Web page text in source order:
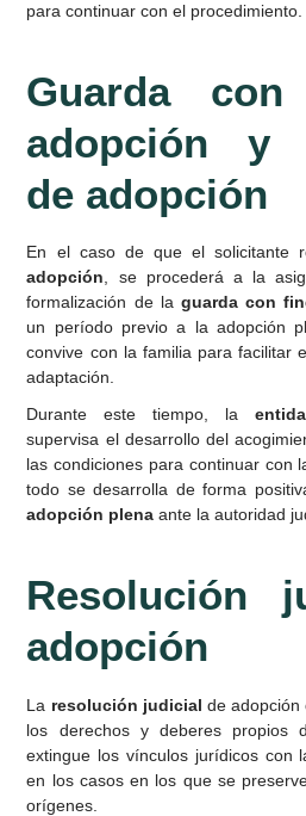
para continuar con el procedimiento.
Guarda
adopción y
de adopción
En el caso de que el solicitante
adopción, se procederá a la
formalización de la guarda con
un período previo a la adopción
convive con la familia para facilitar
adaptación.
Durante este tiempo, la
supervisa el desarrollo del
las condiciones para continuar con
todo se desarrolla de forma
adopción plena ante la autoridad
Resolución
adopción
La resolución judicial de
los derechos y deberes propios
extingue los vínculos jurídicos con
en los casos en los que se
orígenes.